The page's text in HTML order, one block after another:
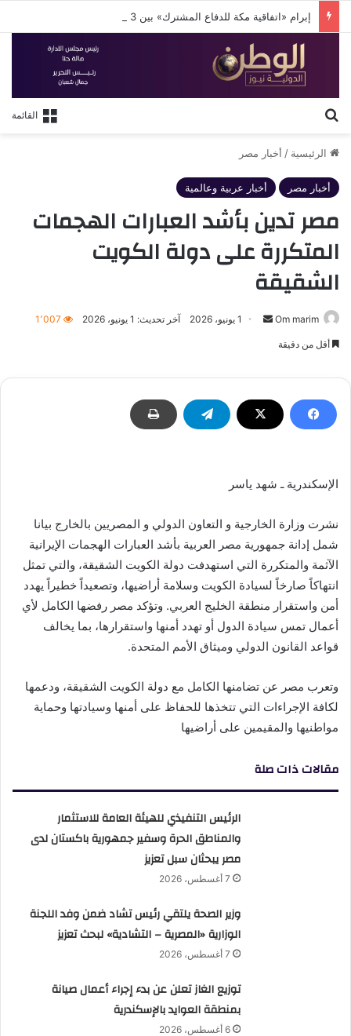
إبرام «اتفاقية مكة للدفاع المشترك» بين 3 دول إسلامية
القائمة
الرئيسية / أخبار مصر
أخبار مصر أخبار عربية وعالمية
مصر تدين بأشد العبارات الهجمات
المتكررة على دولة الكويت
الشقيقة
Om marim
أرسل
1 يونيو، 2026 آخر تحديث: 1 يونيو، 2026 1٬007
أقل من دقيقة
الإسكندرية ـ شهد ياسر
نشرت وزارة الخارجية و التعاون الدولي و المصريين بالخارج بيانا
شمل إدانة جمهورية مصر العربية بأشد العبارات الهجمات الإيرانية
الآثمة والمتكررة التي استهدفت دولة الكويت الشقيقة، والتي تمثل
انتهاكاً صارخاً لسيادة الكويت وسلامة أراضيها، وتصعيداً خطيراً يهدد
أمن واستقرار منطقة الخليج العربي. وتؤكد مصر رفضها الكامل لأي
أعمال تمس سيادة الدول أو تهدد أمنها واستقرارها، بما يخالف
قواعد القانون الدولي وميثاق الأمم المتحدة.
وتعرب مصر عن تضامنها الكامل مع دولة الكويت الشقيقة، ودعمها
لكافة الإجراءات التي تتخذها للحفاظ على أمنها وسيادتها وحماية
مواطنيها والمقيمين على أراضيها
مقالات ذات صلة
الرئيس التنفيذي للهيئة العامة للاستثمار
والمناطق الحرة وسفير جمهورية باكستان لدى
مصر يبحثان سبل تعزيز
7 أغسطس، 2026
وزير الصحة يلتقي رئيس تشاد ضمن وفد اللجنة
الوزارية «المصرية – التشادية» لبحث تعزيز
7 أغسطس، 2026
توزيع الغاز تعلن عن بدء إجراء أعمال صيانة
بمنطقة العوايد بالإسكندرية
6 أغسطس، 2026